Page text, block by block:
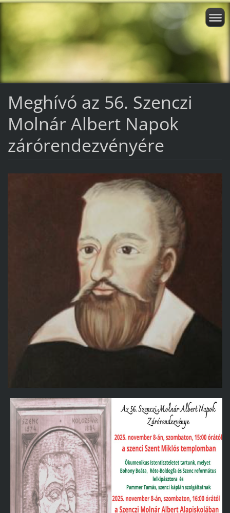
Meghívó az 56. Szenczi
Molnár Albert Napok
zárórendezvényére